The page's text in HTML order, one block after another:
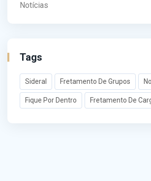
Notícias
Tags
Sideral Fretamento De Grupos
Fique Por Dentro Fretamento De